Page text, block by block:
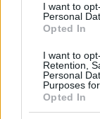
I want to
Personal
Opted In
I want to
Retention,
Personal
Purposes
Opted In
Το ευχαριστώ του
13χρονου που
στα Χανιά:
ασφάλειας»
07.08.2026, 10:26